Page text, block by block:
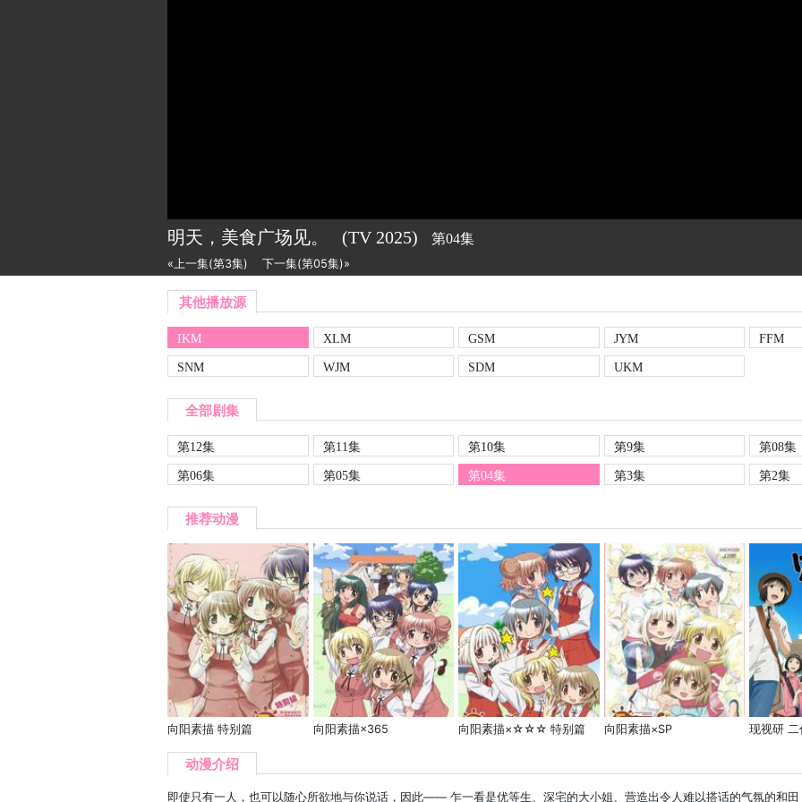
明天，美食广场见。 (TV 2025) 第04集
«上一集(第3集) 下一集(第05集)»
其他播放源
IKM XLM GSM JYM
FFM
SNM
WJM SDM UKM
全部剧集
第12集 第11集 第10集 第9集
第08集
第06集
第05集 第04集 第3集 第2集
推荐动漫
向阳素描 特别篇 向阳素描×365 向阳素描×☆☆☆ 特别篇 向阳素描×SP 现视研 二
动漫介绍
即使只有一人，也可以随心所欲地与你说话，因此—— 乍一看是优等生、深宅的大小姐、营造出令人难以搭话的气氛的和